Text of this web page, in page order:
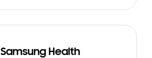
Samsung Health